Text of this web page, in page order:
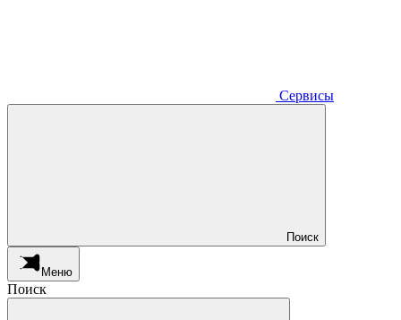
Сервисы
Поиск
Меню
Поиск